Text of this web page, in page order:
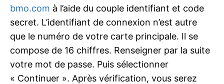
bmo.com à l’aide du couple identifiant et code
secret. L’identifiant de connexion n’est autre
que le numéro de votre carte principale. Il se
compose de 16 chiffres. Renseigner par la suite
votre mot de passe. Puis sélectionner
« Continuer ». Après vérification, vous serez